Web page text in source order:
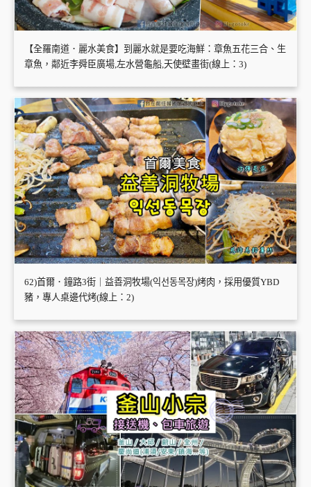
【全羅南道．麗水美食】到麗水就是要吃海鮮：章魚五花三合、生
章魚，鄰近李舜臣廣場,左水營龜船,天使壁畫街(線上：3)
62)首爾．鐘路3街｜益善洞牧場(익선동목장)烤肉，採用優質YBD
豬，專人桌邊代烤(線上：2)